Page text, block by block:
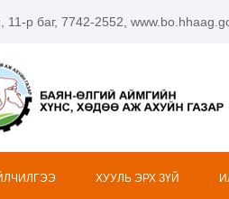
р баг, 7742-2552,
ХУУЛЬ ЭРХ ЗҮЙ